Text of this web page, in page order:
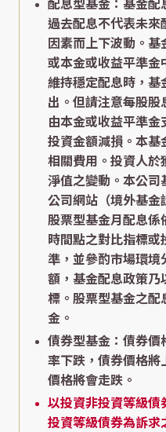
配息型基金：基金配
過去配息不代表未來
因素而上下波動。
或本金或收益平準金
維持穩定配息時，基
出。但請注意每股股
由本金或收益平準金
投資金額減損。本基
相關費用。投資人於
淨值之變動。本公司
公司網站（境外基金
股票型基金月配息係
時間點之對比指標
準，並參酌市場環境
額，基金配息政策乃
標。股票型基金之配
金。
債券型基金：債券價
率下跌，債券價格將
價格將會走跌。
以投資非投資等級債
投資等級債券為訴求